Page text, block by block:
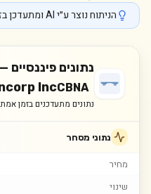
הניתוח נוצר ע״י AI ומתעדכן בזמן אמת
נתונים פיננסיים —
IncCBNA
נתונים מתעדכנים בזמן
נתוני מסחר
מחיר
שינוי